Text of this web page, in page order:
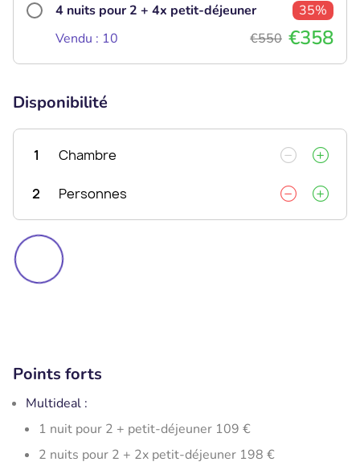
4 nuits pour 2 + 4x petit-déjeuner
35%
Vendu : 10
€550 €358
Disponibilité
1 Chambre
2 Personnes
Points forts
Multideal :
1 nuit pour 2 + petit-déjeuner 109 €
2 nuits pour 2 + 2x petit-déjeuner 198 €